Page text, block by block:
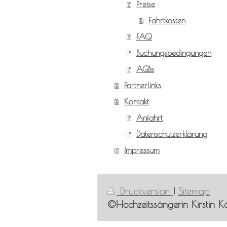
Preise
Fahrtkosten
FAQ
Buchungsbedingungen
AGBs
Partnerlinks
Kontakt
Anfahrt
Datenschutzerklärung
Impressum
Druckversion
Sitemap
©Hochzeitssängerin Kirstin